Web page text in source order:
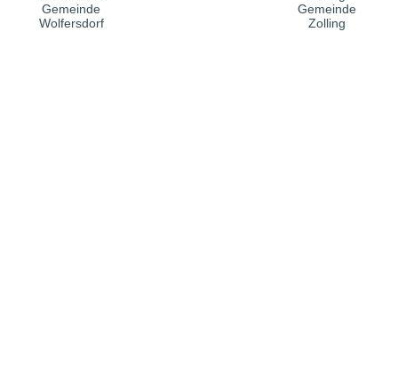
Gemeinde
Wolfersdorf
Gemeinde
Zolling